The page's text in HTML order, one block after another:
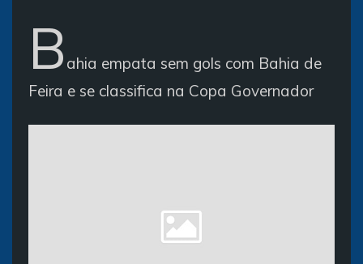
B ahia empata sem gols com Bahia de
Feira e se classifica na Copa Governador